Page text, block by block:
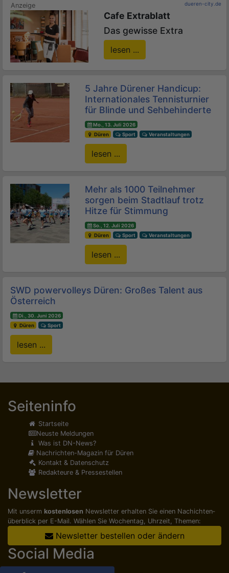
dueren-city.de
Cafe Extrablatt
Das gewisse Extra
lesen ...
5 Jahre Dürener Handicup:
Internationales Tennisturnier
für Blinde und Sehbehinderte
Mo., 13. Juli 2026
Düren
Sport Veranstaltungen
lesen ...
Mehr als 1000 Teilnehmer
sorgen beim Stadtlauf trotz
Hitze für Stimmung
So., 12. Juli 2026
Düren
Sport Veranstaltungen
lesen ...
SWD powervolleys Düren: Großes Talent aus
Österreich
Di., 30. Juni 2026
Düren
Sport
lesen ...
Seiteninfo
Startseite
Neuste Meldungen
Was ist DN-News?
Nachrichten-Magazin für Düren
Kontakt & Datenschutz
Redakteure & Pressestellen
Newsletter
Mit unserm kostenlosen Newsletter erhalten Sie einen Nachichten­
überblick per E-Mail. Wählen Sie Wochentag, Uhrzeit, Themen:
Newsletter bestellen oder ändern
Social Media